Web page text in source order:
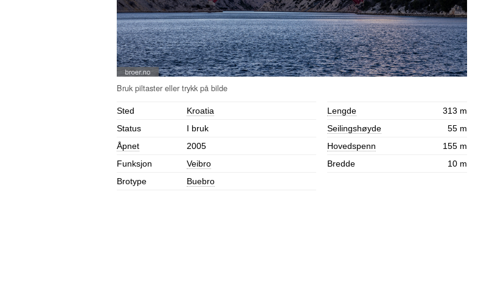
Sted
Kroatia
Status
I bruk
Åpnet
2005
Funksjon
Veibro
Brotype
Buebro
Lengde
313 m
Seilingshøyde
55 m
Hovedspenn
155 m
Bredde
10 m